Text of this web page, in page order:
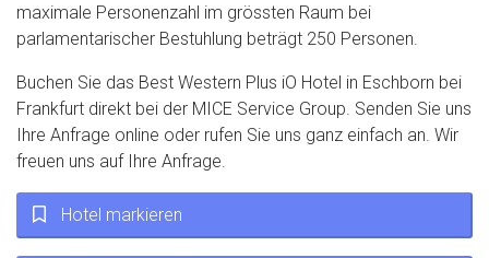
maximale Personenzahl im grössten Raum bei
parlamentarischer Bestuhlung beträgt 250 Personen.
Buchen Sie das Best Western Plus iO Hotel in Eschborn bei
Frankfurt direkt bei der MICE Service Group. Senden Sie uns
Ihre Anfrage online oder rufen Sie uns ganz einfach an. Wir
freuen uns auf Ihre Anfrage.
Hotel markieren